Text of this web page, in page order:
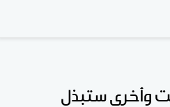
وأخرى ستبذل